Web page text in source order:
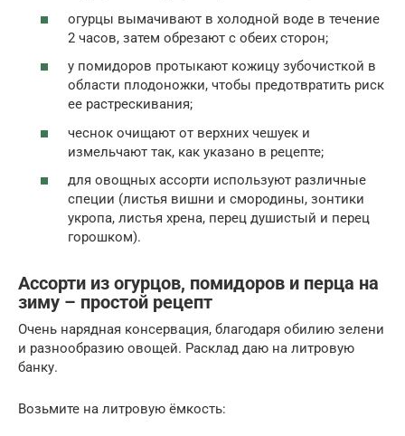
огурцы вымачивают в холодной воде в течение
2 часов, затем обрезают с обеих сторон;
у помидоров протыкают кожицу зубочисткой в
области плодоножки, чтобы предотвратить риск
ее растрескивания;
чеснок очищают от верхних чешуек и
измельчают так, как указано в рецепте;
для овощных ассорти используют различные
специи (листья вишни и смородины, зонтики
укропа, листья хрена, перец душистый и перец
горошком).
Ассорти из огурцов, помидоров и перца на
зиму – простой рецепт
Очень нарядная консервация, благодаря обилию зелени
и разнообразию овощей. Расклад даю на литровую
банку.
Возьмите на литровую ёмкость: